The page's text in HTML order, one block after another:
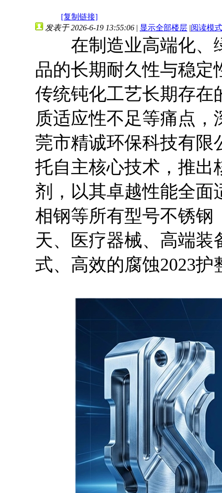
[复制链接]
发表于 2026-6-19 13:55:06 | 显示全部楼层 |阅读模式
在制造业高端化、
品的长期耐久性与稳定
传统钝化工艺长期存在
质适应性不足等痛点，
莞市精诚环保科技有限
托自主核心技术，推
剂，以其卓越性能全面
相钢等所有型号不锈钢
天、医疗器械、高端
式、高效的腐蚀2023护